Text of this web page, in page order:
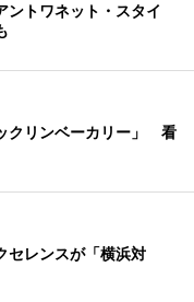
ントワネット・スタイ
クリンベーカリー」 看
セレンスが「横浜対